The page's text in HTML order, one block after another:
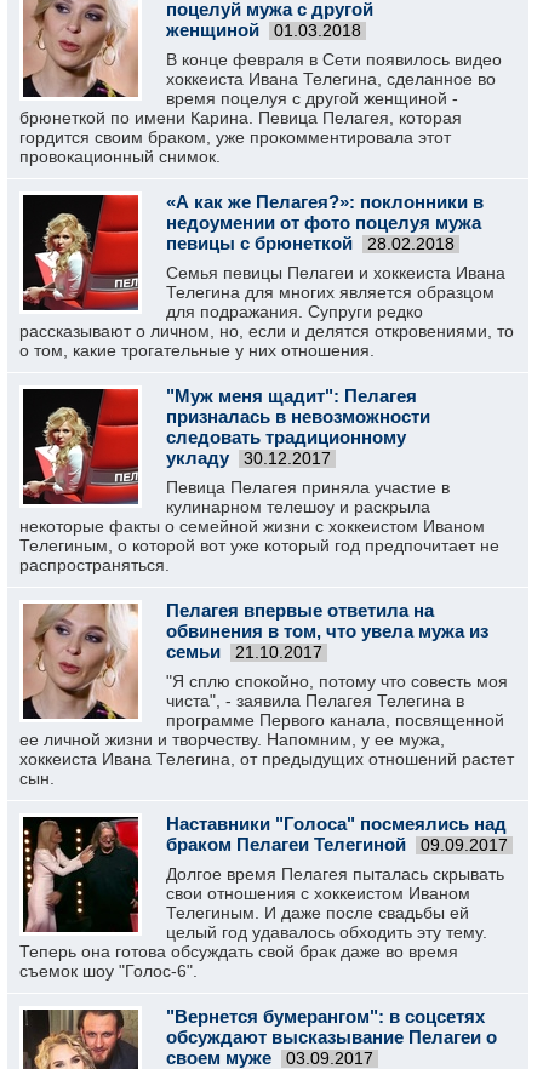
поцелуй мужа с другой
женщиной
01.03.2018
В конце февраля в Сети появилось видео
хоккеиста Ивана Телегина, сделанное во
время поцелуя с другой женщиной -
брюнеткой по имени Карина. Певица Пелагея, которая
гордится своим браком, уже прокомментировала этот
провокационный снимок.
«А как же Пелагея?»: поклонники в
недоумении от фото поцелуя мужа
певицы с брюнеткой
28.02.2018
Семья певицы Пелагеи и хоккеиста Ивана
Телегина для многих является образцом
для подражания. Супруги редко
рассказывают о личном, но, если и делятся откровениями, то
о том, какие трогательные у них отношения.
"Муж меня щадит": Пелагея
призналась в невозможности
следовать традиционному
укладу
30.12.2017
Певица Пелагея приняла участие в
кулинарном телешоу и раскрыла
некоторые факты о семейной жизни с хоккеистом Иваном
Телегиным, о которой вот уже который год предпочитает не
распространяться.
Пелагея впервые ответила на
обвинения в том, что увела мужа из
семьи
21.10.2017
"Я сплю спокойно, потому что совесть моя
чиста", - заявила Пелагея Телегина в
программе Первого канала, посвященной
ее личной жизни и творчеству. Напомним, у ее мужа,
хоккеиста Ивана Телегина, от предыдущих отношений растет
сын.
Наставники "Голоса" посмеялись над
браком Пелагеи Телегиной
09.09.2017
Долгое время Пелагея пыталась скрывать
свои отношения с хоккеистом Иваном
Телегиным. И даже после свадьбы ей
целый год удавалось обходить эту тему.
Теперь она готова обсуждать свой брак даже во время
съемок шоу "Голос-6".
"Вернется бумерангом": в соцсетях
обсуждают высказывание Пелагеи о
своем муже
03.09.2017